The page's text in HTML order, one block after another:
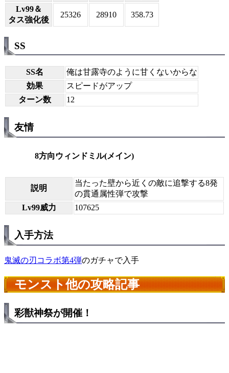
Lv99＆
タス強化後
25326 28910 358.73
SS
SS名
俺は甘露寺のように甘くないからな
効果
スピードがアップ
ターン数
12
友情
8方向ウィンドミル(メイン)
説明
当たった壁から近くの敵に追撃する8発
の貫通属性弾で攻撃
Lv99威力
107625
入手方法
鬼滅の刃コラボ第4弾のガチャで入手
モンスト他の攻略記事
彩獣神祭が開催！